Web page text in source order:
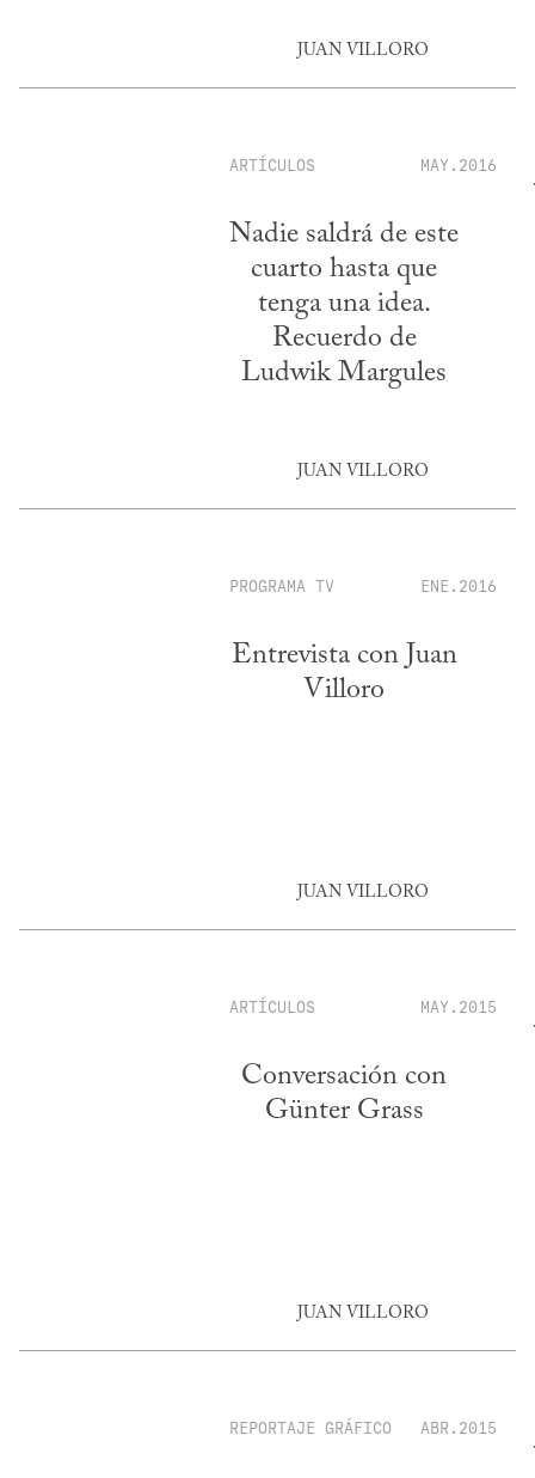
JUAN VILLORO
ARTÍCULOS MAY.2016
Nadie saldrá de este
cuarto hasta que
tenga una idea.
Recuerdo de
Ludwik Margules
JUAN VILLORO
PROGRAMA TV ENE.2016
Entrevista con Juan
Villoro
JUAN VILLORO
ARTÍCULOS MAY.2015
Conversación con
Günter Grass
JUAN VILLORO
REPORTAJE GRÁFICO ABR.2015